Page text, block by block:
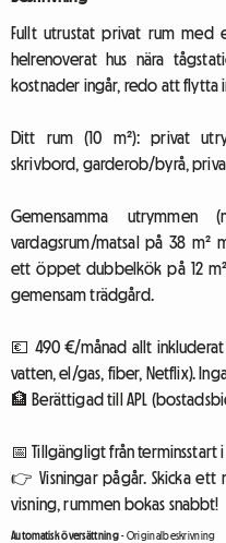
Fullt utrustat privat rum
helrenoverat hus nära
kostnader ingår, redo att flytta
Ditt rum (10 m²): privat
skrivbord, garderob/byrå,
Gemensamma
vardagsrum/matsal på 38
ett öppet dubbelkök på 12
gemensam trädgård.
💶 490 €/månad allt
vatten, el/gas, fiber, Netflix).
🏦 Berättigad till APL
📅 Tillgängligt från terminsstart
👉 Visningar pågår. Skicka
visning, rummen bokas snabbt!
Automatisk översättning-Originalbeskrivning